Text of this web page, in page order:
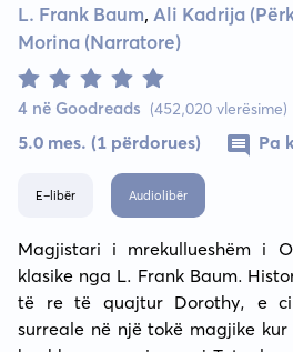
L. Frank Baum, Ali Kadrija
Morina (Narratore)
4 në Goodreads (452,020 vlerësime)
5.0 mes. (1 përdorues) Pa
E-libër Audiolibër
Magjistari i mrekullueshëm i
klasike nga L. Frank Baum.
të re të quajtur Dorothy, e
surreale në një tokë magjike